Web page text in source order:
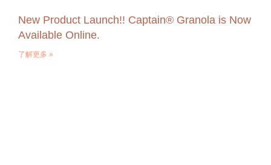
New Product Launch!! Captain® Granola is Now
Available Online.
了解更多 »